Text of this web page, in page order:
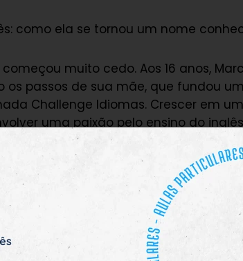
como ela se tornou um nome
muito cedo. Aos 16 anos,
os passos de sua mãe, que fundou
Challenge Idiomas. Crescer em
uma paixão pelo ensino do
de ensinar o idioma.
próprio método de ensino, com
surgiu após perceber que muitos
após anos de estudo. Marcela
intermediários”, pessoas que
inglês, apesar de já terem algum